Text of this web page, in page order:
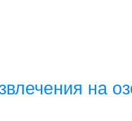
на